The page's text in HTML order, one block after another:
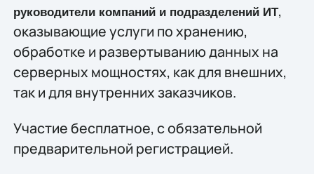
руководители компаний и подразделений ИТ,
оказывающие услуги по хранению,
обработке и развертыванию данных на
серверных мощностях, как для внешних,
так и для внутренних заказчиков.
Участие бесплатное, с обязательной
предварительной регистрацией.